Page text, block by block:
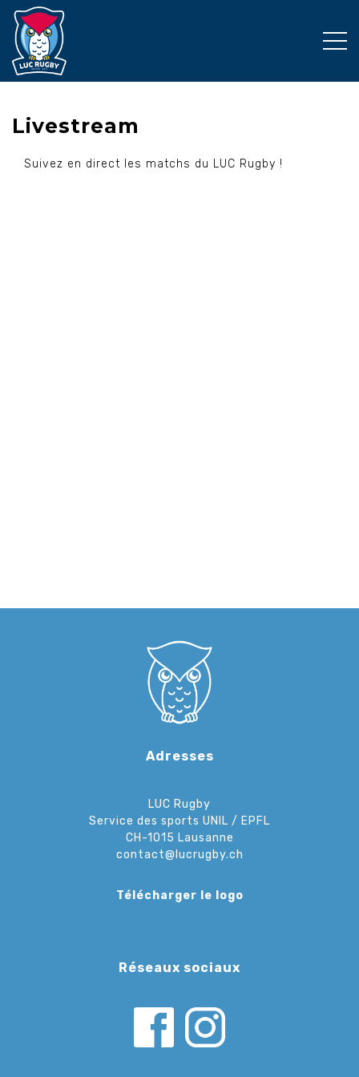
Livestream
Suivez en direct les matchs du LUC Rugby !
Adresses
LUC Rugby
Service des sports UNIL / EPFL
CH-1015 Lausanne
contact@lucrugby.ch
Télécharger le logo
Réseaux sociaux